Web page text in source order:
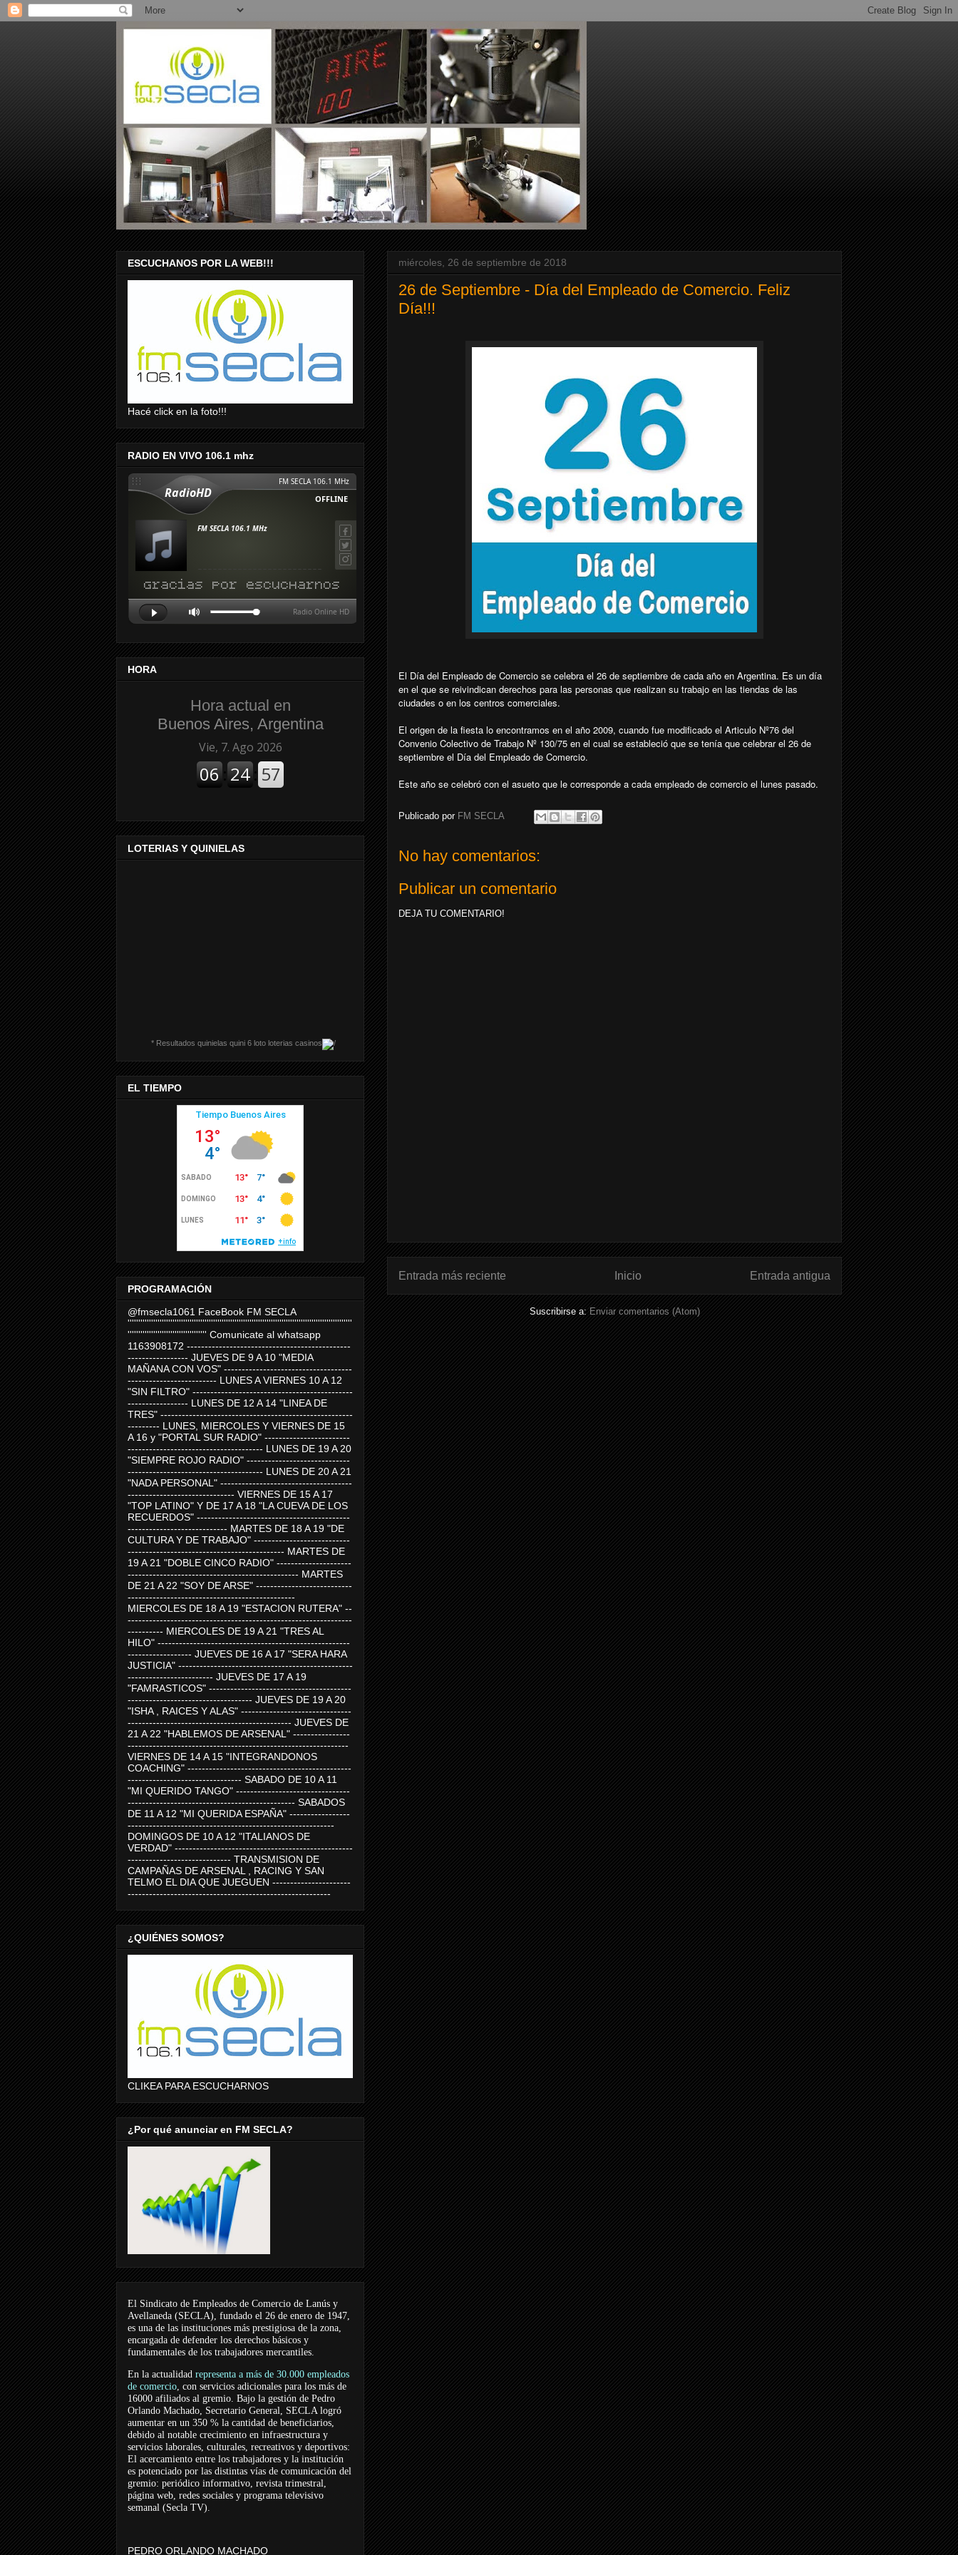
miércoles, 26 de septiembre de 2018
26 de Septiembre - Día del Empleado de Comercio. Feliz
Día!!!
El Día del Empleado de Comercio se celebra el 26 de septiembre de cada año en Argentina. Es un día
en el que se reivindican derechos para las personas que realizan su trabajo en las tiendas de las
ciudades o en los centros comerciales.
El origen de la fiesta lo encontramos en el año 2009, cuando fue modificado el Articulo Nº76 del
Convenio Colectivo de Trabajo Nº 130/75 en el cual se estableció que se tenía que celebrar el 26 de
septiembre el Día del Empleado de Comercio.
Este año se celebró con el asueto que le corresponde a cada empleado de comercio el lunes pasado.
Publicado por FM SECLA
No hay comentarios:
Publicar un comentario
DEJA TU COMENTARIO!
Entrada más reciente Entrada antigua
Inicio
Suscribirse a: Enviar comentarios (Atom)
ESCUCHANOS POR LA WEB!!!
Hacé click en la foto!!!
RADIO EN VIVO 106.1 mhz
HORA
Hora actual en
Buenos Aires, Argentina
LOTERIAS Y QUINIELAS
* Resultados quinielas quini 6 loto loterias casinos
EL TIEMPO
PROGRAMACIÓN
@fmsecla1061 FaceBook FM SECLA
'''''''''''''''''''''''''''''''''''''''''''''''''''''''''''''''''''''''''''''''''''''''''''''''''''''''''
''''''''''''''''''''''''''''''''''''' Comunicate al whatsapp
1163908172 ----------------------------------------------
----------------- JUEVES DE 9 A 10 "MEDIA
MAÑANA CON VOS" ------------------------------------
------------------------- LUNES A VIERNES 10 A 12
"SIN FILTRO" ---------------------------------------------
----------------- LUNES DE 12 A 14 "LINEA DE
TRES" ------------------------------------------------------
--------- LUNES, MIERCOLES Y VIERNES DE 15
A 16 y "PORTAL SUR RADIO" ------------------------
-------------------------------------- LUNES DE 19 A 20
"SIEMPRE ROJO RADIO" -----------------------------
-------------------------------------- LUNES DE 20 A 21
"NADA PERSONAL" -------------------------------------
------------------------------ VIERNES DE 15 A 17
"TOP LATINO" Y DE 17 A 18 "LA CUEVA DE LOS
RECUERDOS" -------------------------------------------
---------------------------- MARTES DE 18 A 19 "DE
CULTURA Y DE TRABAJO" ---------------------------
-------------------------------------------- MARTES DE
19 A 21 "DOBLE CINCO RADIO" ---------------------
------------------------------------------------ MARTES
DE 21 A 22 "SOY DE ARSE" ---------------------------
-----------------------------------------------
MIERCOLES DE 18 A 19 "ESTACION RUTERA" --
---------------------------------------------------------------
---------- MIERCOLES DE 19 A 21 "TRES AL
HILO" ------------------------------------------------------
------------------ JUEVES DE 16 A 17 "SERA HARA
JUSTICIA" -------------------------------------------------
------------------------ JUEVES DE 17 A 19
"FAMRASTICOS" ----------------------------------------
----------------------------------- JUEVES DE 19 A 20
"ISHA , RAICES Y ALAS" -------------------------------
---------------------------------------------- JUEVES DE
21 A 22 "HABLEMOS DE ARSENAL" ----------------
--------------------------------------------------------------
VIERNES DE 14 A 15 "INTEGRANDONOS
COACHING" ----------------------------------------------
-------------------------------- SABADO DE 10 A 11
"MI QUERIDO TANGO" --------------------------------
----------------------------------------------- SABADOS
DE 11 A 12 "MI QUERIDA ESPAÑA" -----------------
----------------------------------------------------------
DOMINGOS DE 10 A 12 "ITALIANOS DE
VERDAD" --------------------------------------------------
----------------------------- TRANSMISION DE
CAMPAÑAS DE ARSENAL , RACING Y SAN
TELMO EL DIA QUE JUEGUEN ----------------------
---------------------------------------------------------
¿QUIÉNES SOMOS?
CLIKEA PARA ESCUCHARNOS
¿Por qué anunciar en FM SECLA?
El Sindicato de Empleados de Comercio de Lanús y
Avellaneda (SECLA), fundado el 26 de enero de 1947,
es una de las instituciones más prestigiosa de la zona,
encargada de defender los derechos básicos y
fundamentales de los trabajadores mercantiles.
En la actualidad representa a más de 30.000 empleados
de comercio, con servicios adicionales para los más de
16000 afiliados al gremio. Bajo la gestión de Pedro
Orlando Machado, Secretario General, SECLA logró
aumentar en un 350 % la cantidad de beneficiarios,
debido al notable crecimiento en infraestructura y
servicios laborales, culturales, recreativos y deportivos:
El acercamiento entre los trabajadores y la institución
es potenciado por las distintas vías de comunicación del
gremio: periódico informativo, revista trimestral,
página web, redes sociales y programa televisivo
semanal (Secla TV).
PEDRO ORLANDO MACHADO